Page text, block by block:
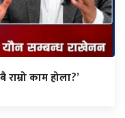
राम्रो काम होला?’